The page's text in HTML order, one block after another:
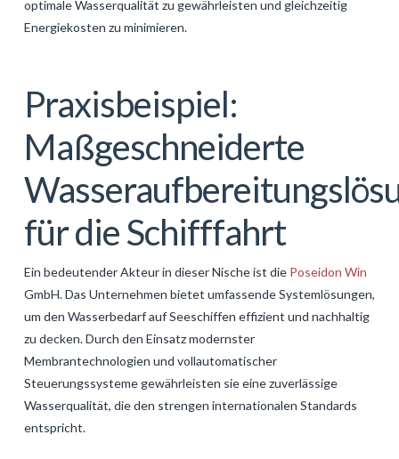
optimale Wasserqualität zu gewährleisten und gleichzeitig
Energiekosten zu minimieren.
Praxisbeispiel:
Maßgeschneiderte
für die Schifffahrt
Ein bedeutender Akteur in dieser Nische ist die Poseidon Win
GmbH. Das Unternehmen bietet umfassende Systemlösungen,
um den Wasserbedarf auf Seeschiffen effizient und nachhaltig
zu decken. Durch den Einsatz modernster
Membrantechnologien und vollautomatischer
Steuerungssysteme gewährleisten sie eine zuverlässige
Wasserqualität, die den strengen internationalen Standards
entspricht.